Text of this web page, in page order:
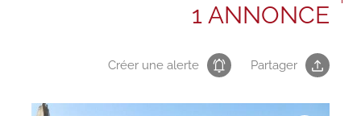
1 ANNONCE
Créer une alerte Partager